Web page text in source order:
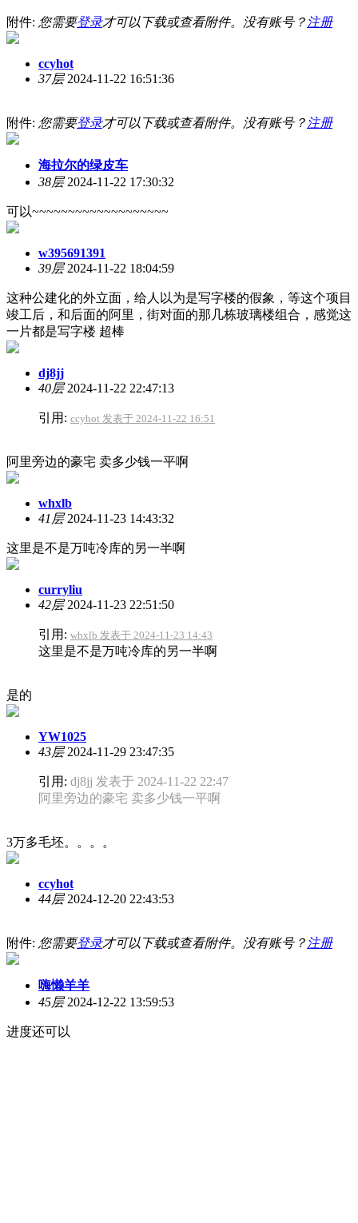
附件: 您需要登录才可以下载或查看附件。没有账号？ 注册
ccyhot
37层2024-11-22 16:51:36
附件: 您需要登录才可以下载或查看附件。没有账号？ 注册
海拉尔的绿皮车
38层2024-11-22 17:30:32
可以~~~~~~~~~~~~~~~~~~~
w395691391
39层2024-11-22 18:04:59
这种公建化的外立面，给人以为是写字楼的假象，等这个项目
竣工后，和后面的阿里，街对面的那几栋玻璃楼组合，感觉这
一片都是写字楼 超棒
dj8jj
40层2024-11-22 22:47:13
引用: ccyhot 发表于 2024-11-22 16:51
阿里旁边的豪宅 卖多少钱一平啊
whxlb
41层2024-11-23 14:43:32
这里是不是万吨冷库的另一半啊
curryliu
42层2024-11-23 22:51:50
引用: whxlb 发表于 2024-11-23 14:43
这里是不是万吨冷库的另一半啊
是的
YW1025
43层2024-11-29 23:47:35
引用: dj8jj 发表于 2024-11-22 22:47
阿里旁边的豪宅 卖多少钱一平啊
3万多毛坯。。。。
ccyhot
44层2024-12-20 22:43:53
附件: 您需要登录才可以下载或查看附件。没有账号？ 注册
嗨懒羊羊
45层2024-12-22 13:59:53
进度还可以